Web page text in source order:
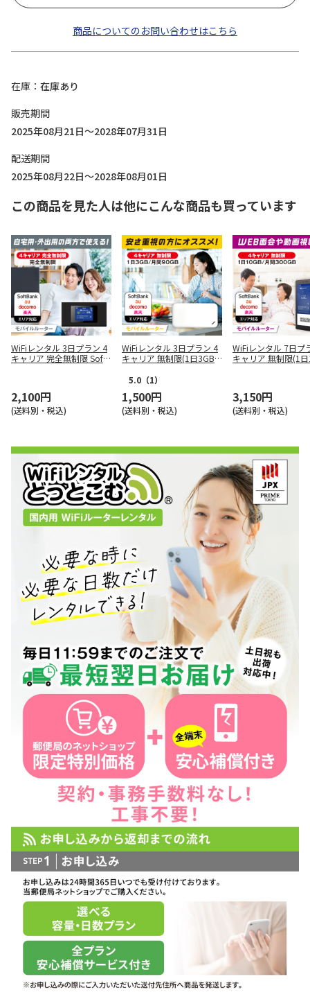
商品についてのお問い合わせはこちら
在庫
在庫あり
販売期間
2025年08月21日～2028年07月31日
配送期間
2025年08月22日～2028年08月01日
この商品を見た人は他にこんな商品も買っています
WiFiレンタル 3日プラン 4
キャリア 完全無制限 SoftB
2,100円
(送料別・税込)
WiFiレンタル 3日プラン 4
キャリア 無制限(1日3GB/
omo au 楽天
5.0 （1）
1,500円
(送料別・税込)
WiFiレンタル 7日プ
キャリア 無制限(1
3,150円
(送料別・税込)